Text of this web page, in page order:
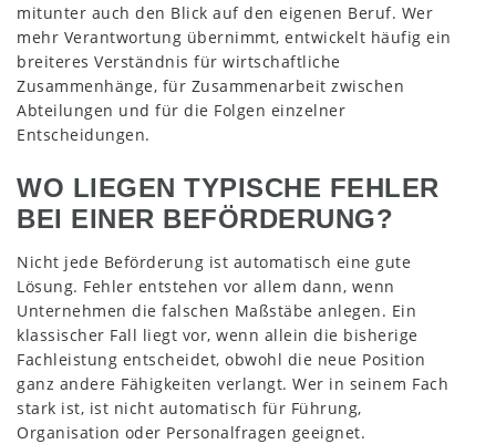
mitunter auch den Blick auf den eigenen Beruf. Wer
mehr Verantwortung übernimmt, entwickelt häufig ein
breiteres Verständnis für wirtschaftliche
Zusammenhänge, für Zusammenarbeit zwischen
Abteilungen und für die Folgen einzelner
Entscheidungen.
WO LIEGEN TYPISCHE FEHLER
BEI EINER BEFÖRDERUNG?
Nicht jede Beförderung ist automatisch eine gute
Lösung. Fehler entstehen vor allem dann, wenn
Unternehmen die falschen Maßstäbe anlegen. Ein
klassischer Fall liegt vor, wenn allein die bisherige
Fachleistung entscheidet, obwohl die neue Position
ganz andere Fähigkeiten verlangt. Wer in seinem Fach
stark ist, ist nicht automatisch für Führung,
Organisation oder Personalfragen geeignet.